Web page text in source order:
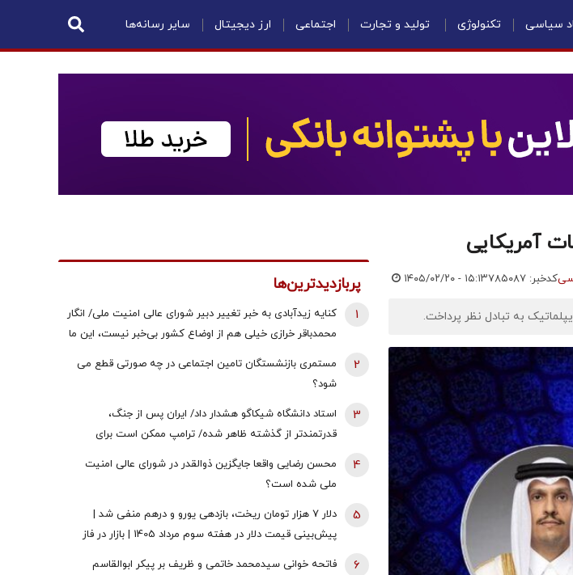
سیاسی تکنولوژی تولید و تجارت اجتماعی ارز دیجیتال سایر رسانه‌ها
آمریکایی
کدخبر: ۷۸۵۰۸۷ ۱۴۰۵/۰۲/۲۰ - ۱۵:۱۳
به تبادل نظر پرداخت.
پربازدیدترین‌ها
کنایه زیدآبادی به خبر تغییر دبیر شورای عالی امنیت ملی/ انگار
محمدباقر خرازی خیلی هم از اوضاع کشور بی‌خبر نیست، این ما
هستیم که بی‌خبریم
1
مستمری بازنشستگان تامین اجتماعی در چه صورتی قطع می
شود؟
2
استاد دانشگاه شیکاگو هشدار داد/ ایران پس از جنگ،
قدرتمندتر از گذشته ظاهر شده/ ترامپ ممکن است برای
دستیابی به یک پیروزی نمادین پیش از انتخابات میان‌دوره‌ای
کنگره، به عملیات زمینی روی بیاورد
3
محسن رضایی واقعا جایگزین ذوالقدر در شورای عالی امنیت
ملی شده است؟
4
دلار ۷ هزار تومان ریخت، بازدهی یورو و درهم منفی شد |
پیش‌بینی قیمت دلار در هفته سوم مرداد 1405 | بازار در فاز
5
فاتحه خوانی سیدمحمد خاتمی و ظریف بر پیکر ابوالقاسم
6